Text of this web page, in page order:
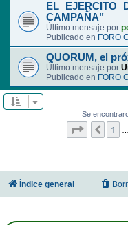
EL EJERCITO
CAMPAÑA"
Último mensaje por
Publicado en FORO
QUORUM, el
Último mensaje por
Publicado en FORO
Se
Página de
1 …
Índice general